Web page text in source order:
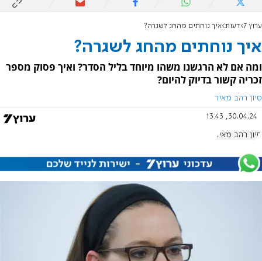
ערוץ 7 דעות איך נוחתים מהחג לשגרה?
איך נוחתים מהחג לשגרה?
ומה אם לא הרגשנו משהו מיוחד בליל הסדר? ואיך פסוק מספר
זכריה קשור בדיוק להיום?
סיון רהב מאיר
30.04.24, 13:43
סיון רהב מאיר